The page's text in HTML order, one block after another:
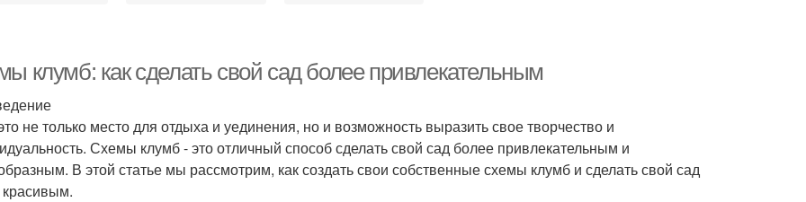
клумб: как сделать свой сад более привлекательным
не только место для отдыха и уединения, но и возможность выразить свое творчество и
Схемы клумб - это отличный способ сделать свой сад более привлекательным и
В этой статье мы рассмотрим, как создать свои собственные схемы клумб и сделать свой сад